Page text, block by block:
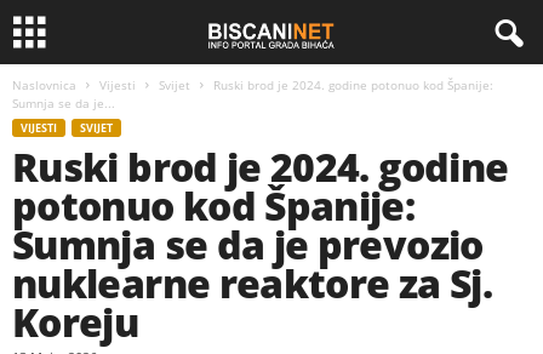
Naslovnica Vijesti Svijet
Ruski brod je 2024. godine potonuo kod Španije:
Sumnja se da je...
VIJESTI SVIJET
Ruski brod je 2024. godine
potonuo kod Španije:
Sumnja se da je prevozio
nuklearne reaktore za Sj.
Koreju